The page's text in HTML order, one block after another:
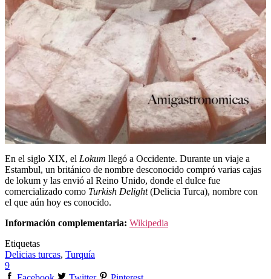
En el siglo XIX, el Lokum llegó a Occidente. Durante un viaje a
Estambul, un británico de nombre desconocido compró varias cajas
de lokum y las envió al Reino Unido, donde el dulce fue
comercializado como Turkish Delight(Delicia Turca), nombre con
el que aún hoy es conocido.
Información complementaria: Wikipedia
Etiquetas
Delicias turcas, Turquía
9